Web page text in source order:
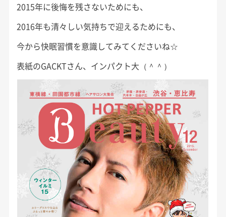
2015年に後悔を残さないためにも、
2016年も清々しい気持ちで迎えるためにも、
今から快眠習慣を意識してみてくださいね☆
表紙のGACKTさん、インパクト大（＾＾）